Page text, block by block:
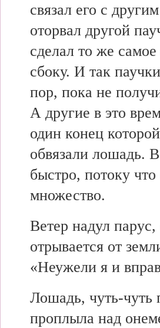
связал его с
оторвал другой
сделал то же
сбоку. И так
пор, пока не
А другие в это
один конец
обвязали лошадь.
быстро, потоку
множество.
Ветер надул
отрывается от
«Неужели я и
Лошадь, чуть-чуть
проплыла над